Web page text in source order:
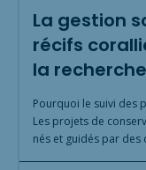
La gestion
récifs
la recherche
Pourquoi le suivi des
Les projets de
nés et guidés par des